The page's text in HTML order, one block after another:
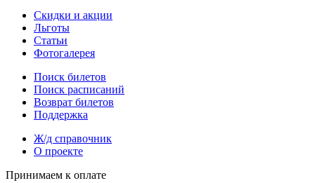
Скидки и акции
Льготы
Статьи
Фотогалерея
Поиск билетов
Поиск расписаний
Возврат билетов
Поддержка
Ж/д справочник
О проекте
Принимаем к оплате